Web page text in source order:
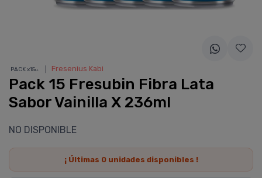
PACK x15u. Fresenius Kabi
Pack 15 Fresubin Fibra Lata
Sabor Vainilla X 236ml
NO DISPONIBLE
¡ Últimas 0unidades disponibles !